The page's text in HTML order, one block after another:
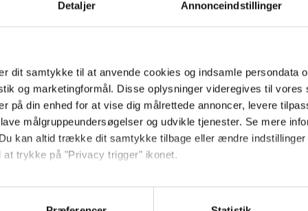
Detaljer Annonceindstillinger
dit samtykke til at anvende cookies og indsamle persondata
og marketingformål. Disse oplysninger videregives til vores
på din enhed for at vise dig målrettede annoncer, levere
målgruppeundersøgelser og udvikle tjenester. Se mere
kan altid trække dit samtykke tilbage eller ændre indstillinger
at trykke på "Privacy trigger" ikonet.
gerne:
om din placering, der kan være nøjagtig inden for få
så startede jeg på universitetet, hvor jeg læste fødevarer og
begyndte at drille ham.
den folkeskole i Gentofte, hvor han arbejder, og så fik jeg fuld tid
lige til højrebenet, at jeg skal tage meritlæreruddannelsen. Den
han.
ikke valgt madkundskab, fordi jeg tror, jeg kan dække ind i